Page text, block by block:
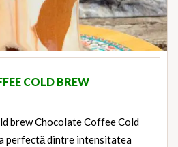
COLD BREW
brew Chocolate Coffee Cold
perfectă dintre intensitatea